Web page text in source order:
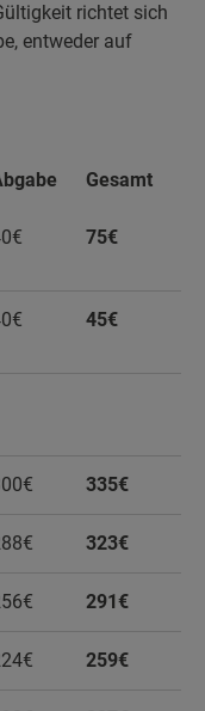
richtet sich
entweder auf
Gesamt
75€
45€
335€
323€
291€
259€